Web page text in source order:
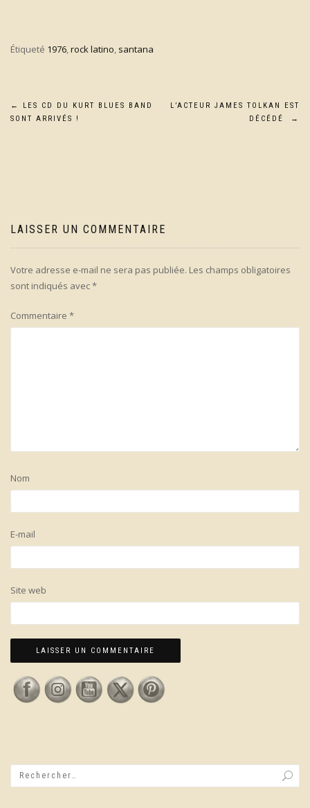
Étiqueté 1976,rock latino, santana
Navigation
←
LES CD DU KURT BLUES BAND
SONT ARRIVÉS !
L’ACTEUR JAMES TOLKAN EST
DÉCÉDÉ
→
LAISSER UN COMMENTAIRE
Votre adresse e-mail ne sera pas publiée. Les champs obligatoires
sont indiqués avec*
Commentaire *
Nom
E-mail
Site web